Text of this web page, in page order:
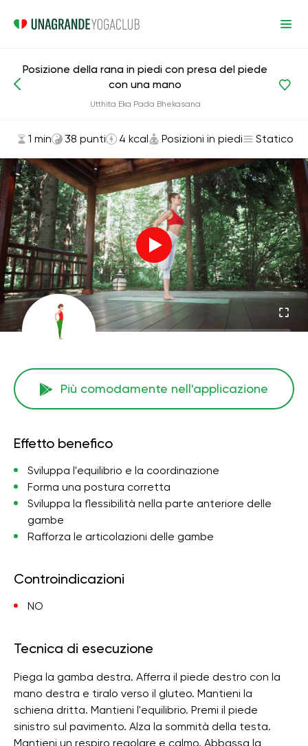
Asana ed esercizi Posizioni in piedi
Posizione della rana in piedi con presa del piede
con una mano
Utthita Eka Pada Bhekasana
1 min 38 punti 4 kcal Posizioni in piedi Statico
Più comodamente nell'applicazione
Effetto benefico
Sviluppa l'equilibrio e la coordinazione
Forma una postura corretta
Sviluppa la flessibilità nella parte anteriore delle
gambe
Rafforza le articolazioni delle gambe
Controindicazioni
NO
Tecnica di esecuzione
Piega la gamba destra. Afferra il piede destro con la
mano destra e tiralo verso il gluteo. Mantieni la
schiena dritta. Mantieni l'equilibrio. Premi il piede
sinistro sul pavimento. Alza la sommità della testa.
Mantieni un respiro regolare e calmo. Abbassa la